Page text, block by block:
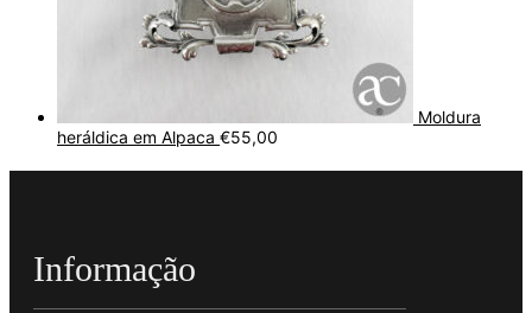
Moldura
heráldica em Alpaca €55,00
Informação